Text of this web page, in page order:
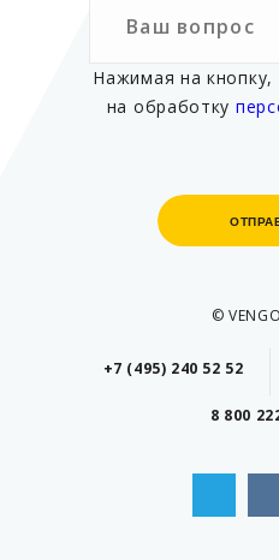
Нажимая на кнопку,
на обработку
©
+7 (495) 240 52 52
8 800